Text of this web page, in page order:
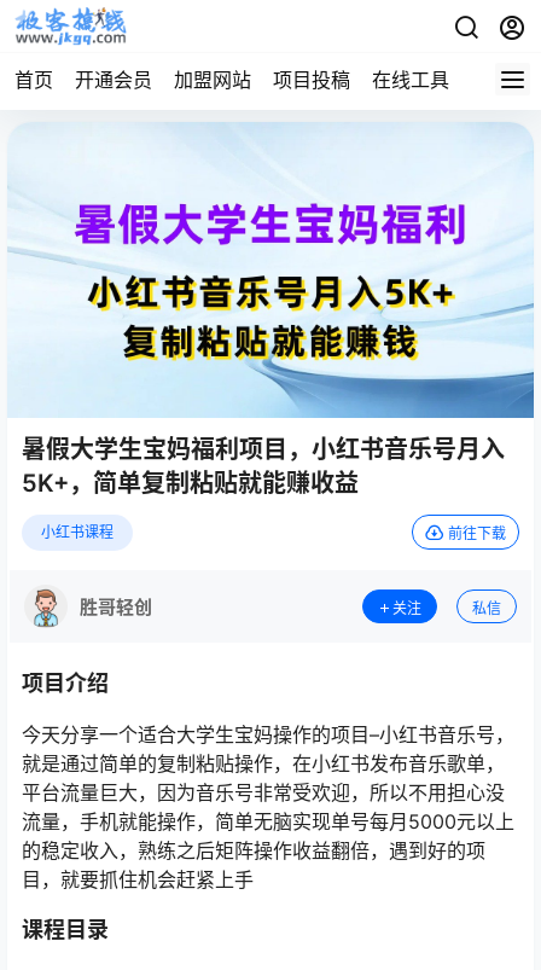
首页 开通会员 加盟网站 项目投稿 在线工具 地址发
暑假大学生宝妈福利项目，小红书音乐号月入
5K+，简单复制粘贴就能赚收益
小红书课程 前往下载
胜哥轻创 关注 私信
项目介绍
今天分享一个适合大学生宝妈操作的项目–小红书音乐号，
就是通过简单的复制粘贴操作，在小红书发布音乐歌单，
平台流量巨大，因为音乐号非常受欢迎，所以不用担心没
流量，手机就能操作，简单无脑实现单号每月5000元以上
的稳定收入，熟练之后矩阵操作收益翻倍，遇到好的项
目，就要抓住机会赶紧上手
课程目录